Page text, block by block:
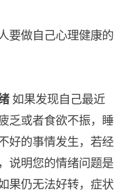
做自己心理健康的
如果发现自己最近
乏或者食欲不振，睡
好的事情发生，若经
说明您的情绪问题是
果仍无法好转，症状